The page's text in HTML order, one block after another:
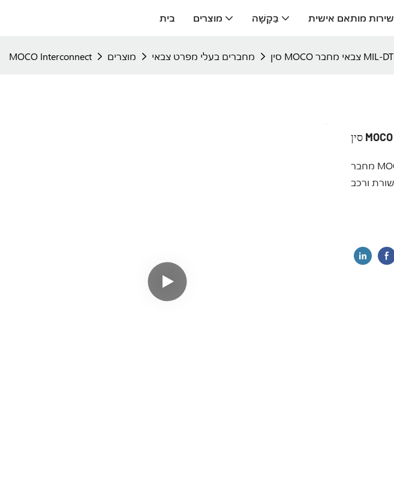
בית מוצרים בַּקָשָׁה שירות מותאם אישית
MOCO Interconnect מוצרים מחברים בעלי מפרט צבאי
מחבר MOCO סין יצרני מחבר צבאי MOCO MIL-DTL-3106 - מחבר MOCO, אוניברסלי: בשימוש נרחב בתחומי